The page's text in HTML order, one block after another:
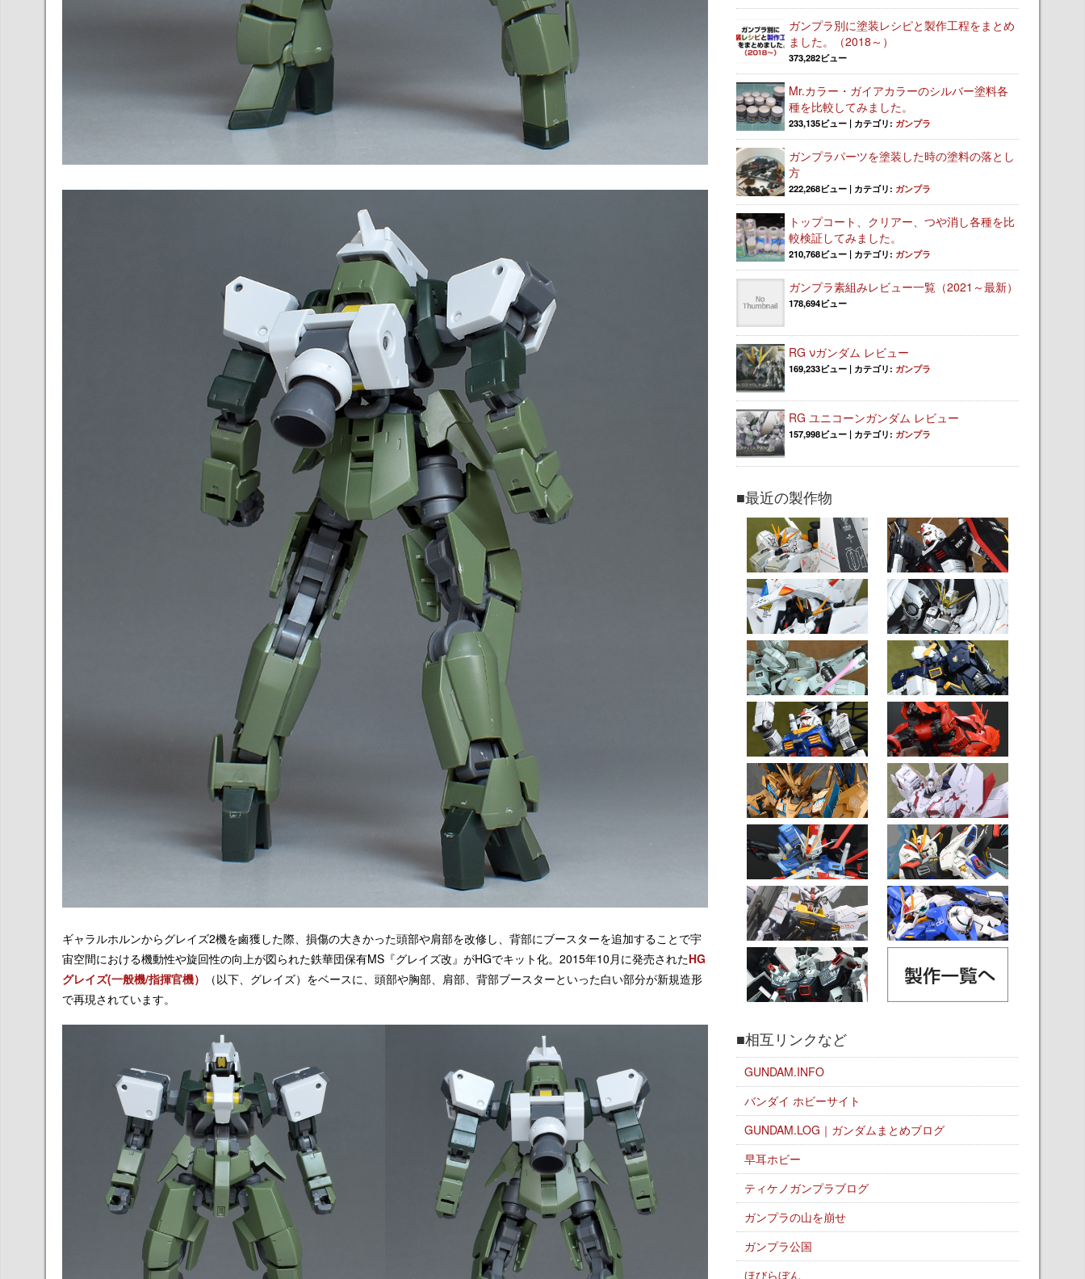
ギャラルホルンからグレイズ2機を鹵獲した際、損傷の大きかった頭部や肩部を改修し、背部にブースターを追加することで宇
宙空間における機動性や旋回性の向上が図られた鉄華団保有MS『グレイズ改』がHGでキット化。2015年10月に発売されたHG
グレイズ(一般機/指揮官機）
（以下、グレイズ）をベースに、頭部や胸部、肩部、背部ブースターといった白い部分が新規造形
で再現されています。
ガンプラ別に塗装レシピと製作工程をまとめ
ました。（2018～）
373,282ビュー
Mr.カラー・ガイアカラーのシルバー塗料各
種を比較してみました。
233,135ビュー | カテゴリ: ガンプラ
ガンプラパーツを塗装した時の塗料の落とし
方
222,268ビュー | カテゴリ: ガンプラ
トップコート、クリアー、つや消し各種を比
較検証してみました。
210,768ビュー | カテゴリ: ガンプラ
ガンプラ素組みレビュー一覧（2021～最新）
178,694ビュー
RG νガンダム レビュー
169,233ビュー | カテゴリ: ガンプラ
RG ユニコーンガンダム レビュー
157,998ビュー | カテゴリ: ガンプラ
■最近の製作物
■相互リンクなど
GUNDAM.INFO
バンダイ ホビーサイト
GUNDAM.LOG｜ガンダムまとめブログ
早耳ホビー
ティケノガンプラブログ
ガンプラの山を崩せ
ガンプラ公国
ほびらぼん